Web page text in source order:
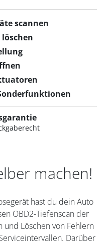
scannen
löschen
machen!
hast du dein Auto
OBD2-Tiefenscan der
und Löschen von Fehlern
Darüber